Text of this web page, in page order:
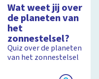
Wat weet jij over
de planeten van
het
zonnestelsel?
Quiz over de planeten
van het zonnestelsel